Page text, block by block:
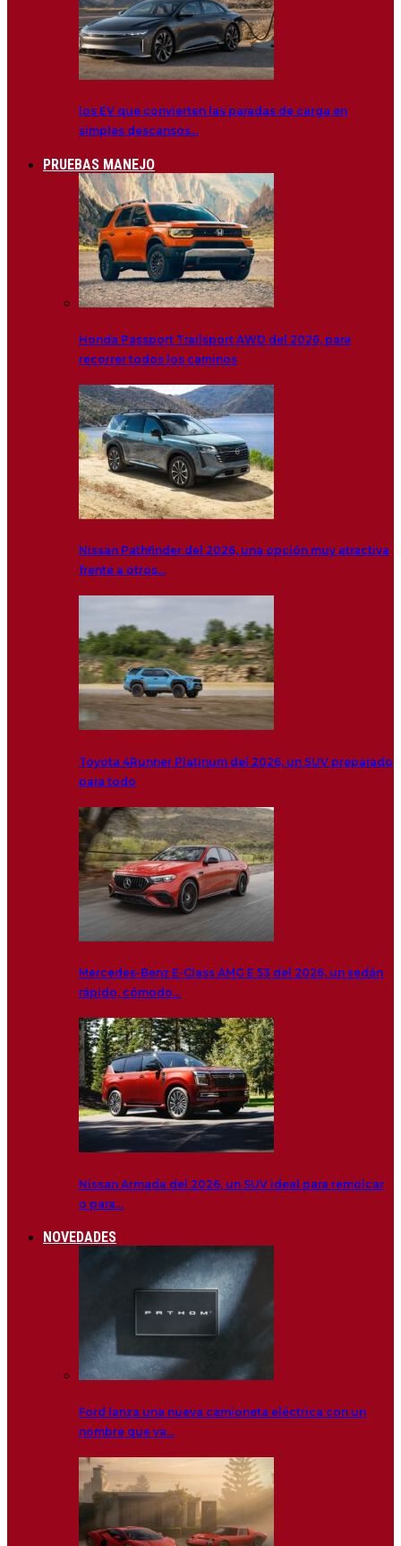
los EV que convierten las paradas de carga en
simples descansos…
PRUEBAS MANEJO
Honda Passport Trailsport AWD del 2026, para
recorrer todos los caminos
Nissan Pathfinder del 2026, una opción muy atractiva
frente a otros…
Toyota 4Runner Platinum del 2026, un SUV preparado
para todo
Mercedes-Benz E-Class AMG E 53 del 2026, un sedán
rápido, cómodo…
Nissan Armada del 2026, un SUV ideal para remolcar
o para…
NOVEDADES
Ford lanza una nueva camioneta eléctrica con un
nombre que va…